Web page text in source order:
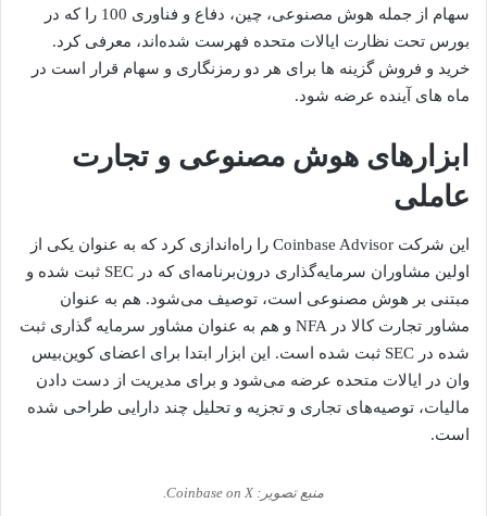
سهام از جمله هوش مصنوعی، چین، دفاع و فناوری 100 را که در
بورس تحت نظارت ایالات متحده فهرست شده‌اند، معرفی کرد.
خرید و فروش گزینه ها برای هر دو رمزنگاری و سهام قرار است در
ماه های آینده عرضه شود.
ابزارهای هوش مصنوعی و تجارت
عاملی
این شرکت Coinbase Advisor را راه‌اندازی کرد که به عنوان یکی از
اولین مشاوران سرمایه‌گذاری درون‌برنامه‌ای که در SEC ثبت شده و
مبتنی بر هوش مصنوعی است، توصیف می‌شود. هم به عنوان
مشاور تجارت کالا در NFA و هم به عنوان مشاور سرمایه گذاری ثبت
شده در SEC ثبت شده است. این ابزار ابتدا برای اعضای کوین‌بیس
وان در ایالات متحده عرضه می‌شود و برای مدیریت از دست دادن
مالیات، توصیه‌های تجاری و تجزیه و تحلیل چند دارایی طراحی شده
است.
منبع تصویر: Coinbase on X.